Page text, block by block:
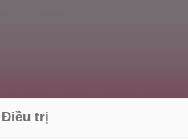
Điều trị